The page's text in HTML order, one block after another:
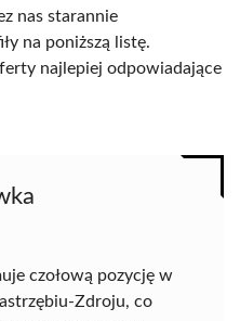
nas starannie
na poniższą listę.
najlepiej odpowiadające
czołową pozycję w
Zdroju, co